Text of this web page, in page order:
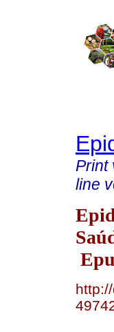
Print
line